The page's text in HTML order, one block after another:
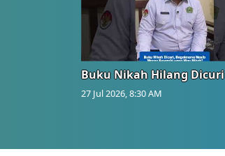
Buku Nikah Hilang Dicuri
27 Jul 2026, 8:30 AM